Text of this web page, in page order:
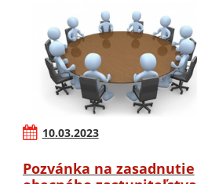
10.03.2023
Pozvánka na zasadnutie